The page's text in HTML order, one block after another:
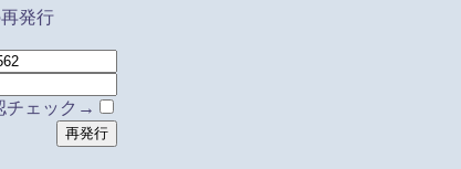
発行
チェック→